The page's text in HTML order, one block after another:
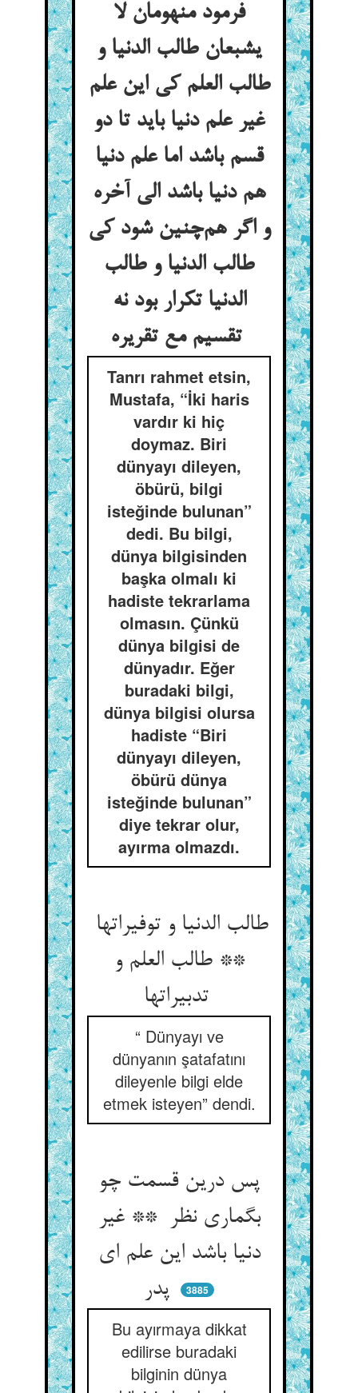
فرمود منهومان لا
یشبعان طالب الدنیا و
طالب العلم کی این علم
غیر علم دنیا باید تا دو
قسم باشد اما علم دنیا
هم دنیا باشد الی آخره
و اگر هم‌چنین شود کی
طالب الدنیا و طالب
الدنیا تکرار بود نه
تقسیم مع تقریره
Tanrı rahmet etsin,
Mustafa, “İki haris
vardır ki hiç
doymaz. Biri
dünyayı dileyen,
öbürü, bilgi
isteğinde bulunan”
dedi. Bu bilgi,
dünya bilgisinden
başka olmalı ki
hadiste tekrarlama
olmasın. Çünkü
dünya bilgisi de
dünyadır. Eğer
buradaki bilgi,
dünya bilgisi olursa
hadiste “Biri
dünyayı dileyen,
öbürü dünya
isteğinde bulunan”
diye tekrar olur,
ayırma olmazdı.
طالب الدنیا و توفیراتها
** طالب العلم و
تدبیراتها
“ Dünyayı ve
dünyanın şatafatını
dileyenle bilgi elde
etmek isteyen” dendi.
پس درین قسمت چو
بگماری نظر ** غیر
دنیا باشد این علم ای
3885
Bu ayırmaya dikkat
edilirse buradaki
bilginin dünya